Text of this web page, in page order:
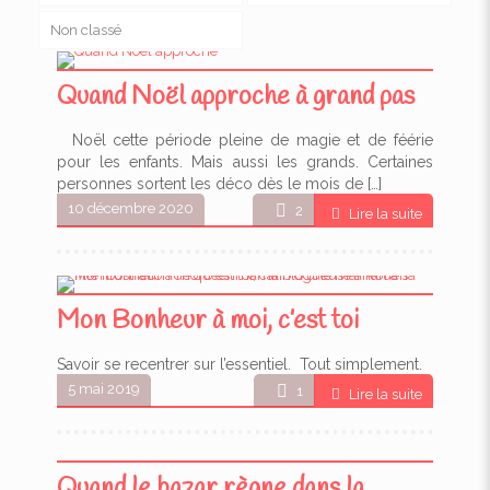
Non classé
10 décembre 2020
Quand Noël approche à grand pas
Noël cette période pleine de magie et de féérie
pour les enfants. Mais aussi les grands. Certaines
personnes sortent les déco dès le mois de […]
2 Lire la suite
5 mai 2019
Mon Bonheur à moi, c’est toi
Savoir se recentrer sur l’essentiel. Tout simplement.
1 Lire la suite